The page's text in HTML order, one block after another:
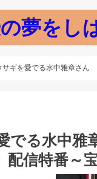
夢をし
サギを愛でる水中雅章さん
でる水中
配信特番～